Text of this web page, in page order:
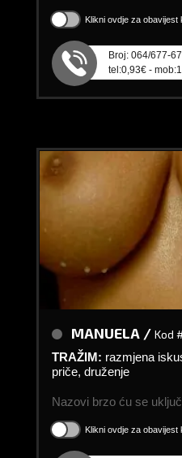
Klikni ovdje za obavijest
Broj: 064/677-
tel:0,93€ -
MANUELA / Kod
TRAŽIM: razmjena
priče, druženje
Nazovi brzo ću se
Klikni ovdje za obavijest